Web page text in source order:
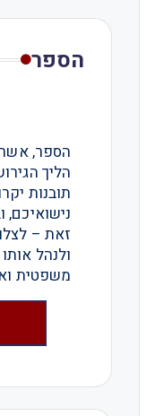
הספר
הספר, אשר
הליך
תובנות
זאת –
ולנהל
משפטית